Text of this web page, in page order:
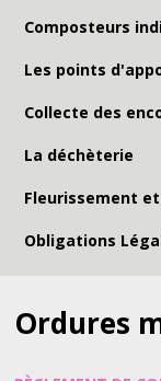
Composteurs
Les points
Collecte des
La déchèterie
Fleurissement
Obligations
Ordures